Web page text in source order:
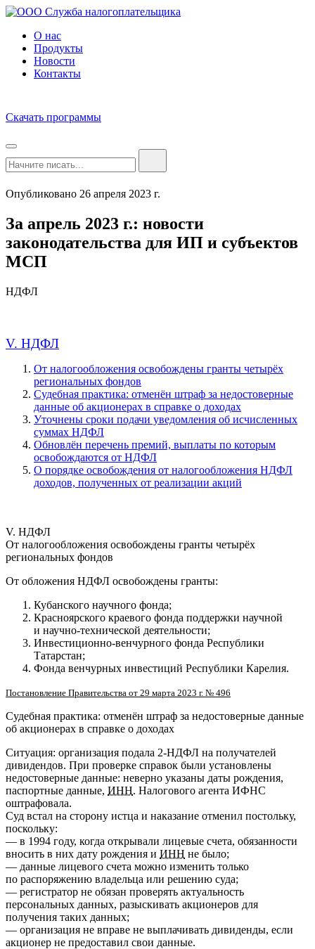
О нас
Продукты
Новости
Контакты
Скачать программы
Опубликовано 26 апреля 2023 г.
За апрель 2023 г.: новости
законодательства для ИП и субъектов
МСП
НДФЛ
V. НДФЛ
От налогообложения освобождены гранты четырёх
региональных фондов
Судебная практика: отменён штраф за недостоверные
данные об акционерах в справке о доходах
Уточнены сроки подачи уведомления об исчисленных
суммах НДФЛ
Обновлён перечень премий, выплаты по которым
освобождаются от НДФЛ
О порядке освобождения от налогообложения НДФЛ
доходов, полученных от реализации акций
V. НДФЛ
От налогообложения освобождены гранты четырёх
региональных фондов
От обложения НДФЛ освобождены гранты:
Кубанского научного фонда;
Красноярского краевого фонда поддержки научной
и научно-технической деятельности;
Инвестиционно-венчурного фонда Республики
Татарстан;
Фонда венчурных инвестиций Республики Карелия.
Постановление Правительства от 29 марта 2023 г. № 496
Судебная практика: отменён штраф за недостоверные данные
об акционерах в справке о доходах
Ситуация: организация подала 2-НДФЛ на получателей
дивидендов. При проверке справок были установлены
недостоверные данные: неверно указаны даты рождения,
паспортные данные, ИНН. Налогового агента ИФНС
оштрафовала.
Суд встал на сторону истца и наказание отменил постольку,
поскольку:
— в 1994 году, когда открывали лицевые счета, обязанности
вносить в них дату рождения и ИНН не было;
— данные лицевого счета можно изменить только
по распоряжению владельца или решению суда;
— регистратор не обязан проверять актуальность
персональных данных, разыскивать акционеров для
получения таких данных;
— организация не вправе не выплачивать дивиденды, если
акционер не предоставил свои данные.